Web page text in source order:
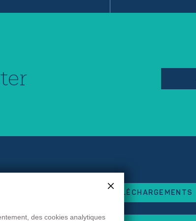
Besse
TÉLÉCHARGEMENTS
des cookies analytiques